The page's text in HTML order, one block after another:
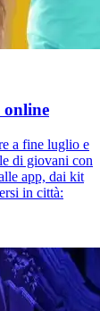
online
a fine luglio e
di giovani con
app, dai kit
in città: